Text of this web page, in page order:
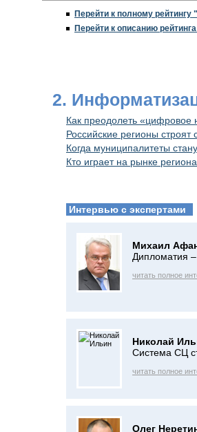
Перейти к полному
Перейти к описанию
2.
Как преодолеть «цифровое
Российские регионы строят
Когда муниципалитеты
Кто играет на рынке
Интервью с экспертами
Михаил
Дипломатия
читать полное
Николай
Система СЦ
читать полное
Олег